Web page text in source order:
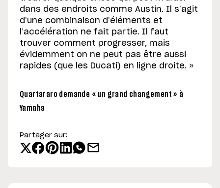
dans des endroits comme Austin. Il s’agit
d’une combinaison d’éléments et
l’accélération ne fait partie. Il faut
trouver comment progresser, mais
évidemment on ne peut pas être aussi
rapides (que les Ducati) en ligne droite. »
Quartararo demande « un grand changement » à
Yamaha
Partager sur: